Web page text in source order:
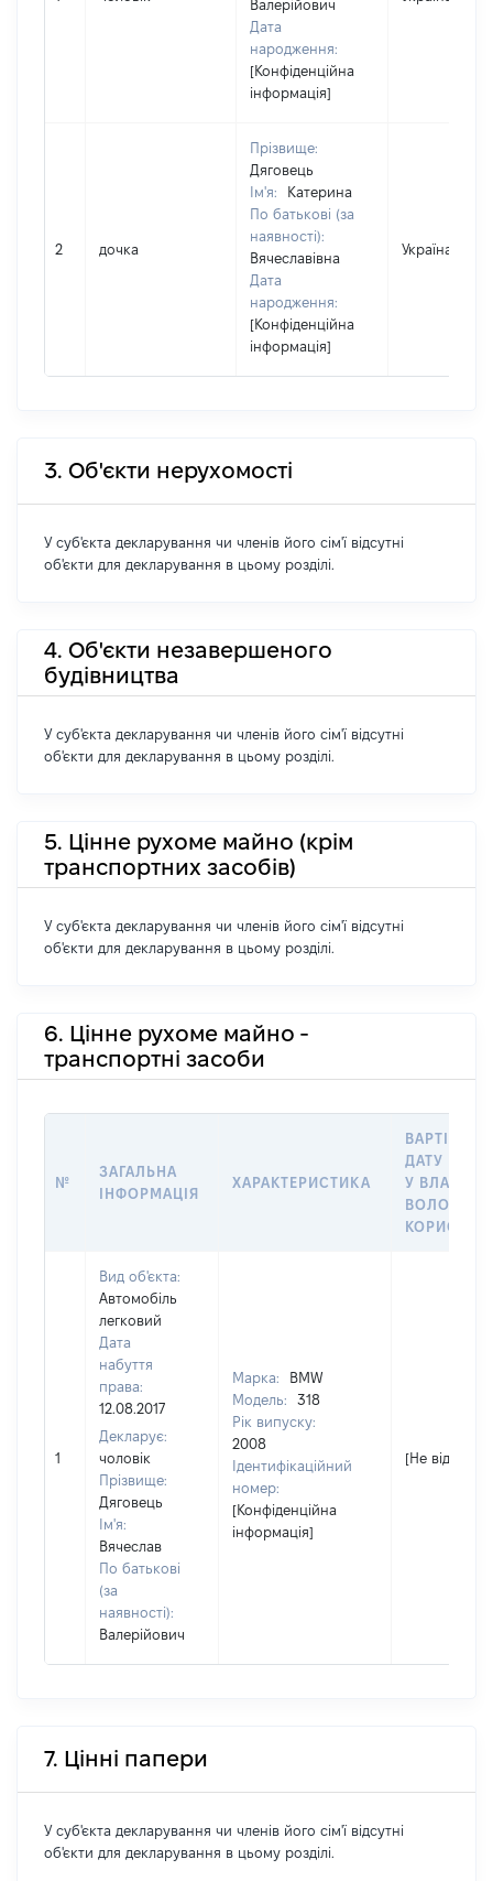
Валерійович
Дата
народження:
[Конфіденційна
інформація]
2 дочка
Прізвище:
Дяговець
Ім'я:
Катерина
По батькові (за
наявності):
Вячеславівна
Дата
народження:
[Конфіденційна
інформація]
Україна
3. Об'єкти нерухомості
У суб'єкта декларування чи членів його сім'ї відсутні
об'єкти для декларування в цьому розділі.
4. Об'єкти незавершеного
будівництва
У суб'єкта декларування чи членів його сім'ї відсутні
об'єкти для декларування в цьому розділі.
5. Цінне рухоме майно (крім
транспортних засобів)
У суб'єкта декларування чи членів його сім'ї відсутні
об'єкти для декларування в цьому розділі.
6. Цінне рухоме майно -
транспортні засоби
№
ЗАГАЛЬНА
ІНФОРМАЦІЯ
ХАРАКТЕРИСТИКА
ВАРТІСТЬ
ДАТУ
У
1
Вид об'єкта:
Автомобіль
легковий
Дата
набуття
права:
12.08.2017
Декларує:
чоловік
Прізвище:
Дяговець
Ім'я:
Вячеслав
По батькові
(за
наявності):
Валерійович
Марка:
BMW
Модель:
318
Рік випуску:
2008
Ідентифікаційний
номер:
[Конфіденційна
інформація]
[Не відомо]
7. Цінні папери
У суб'єкта декларування чи членів його сім'ї відсутні
об'єкти для декларування в цьому розділі.